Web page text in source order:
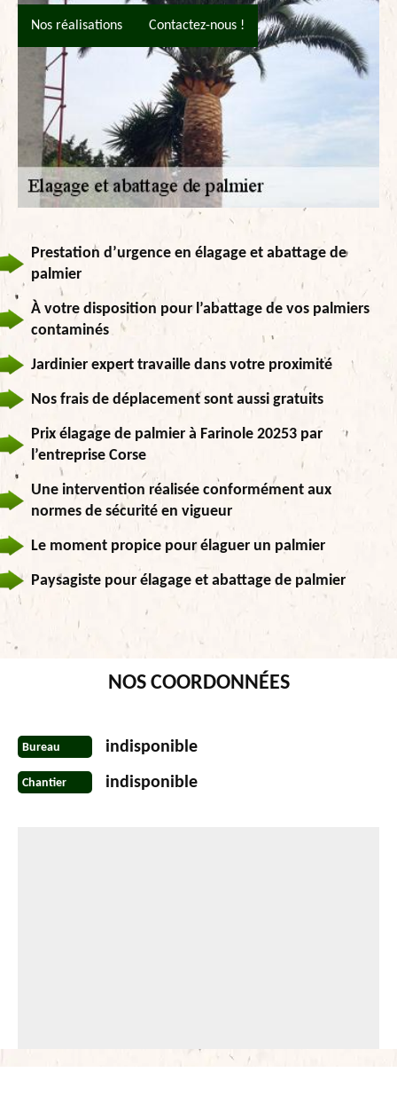
Nos réalisations Contactez-nous !
Prestation d’urgence en élagage et abattage de
palmier
À votre disposition pour l’abattage de vos palmiers
contaminés
Jardinier expert travaille dans votre proximité
Nos frais de déplacement sont aussi gratuits
Prix élagage de palmier à Farinole 20253 par
l’entreprise Corse
Une intervention réalisée conformément aux
normes de sécurité en vigueur
Le moment propice pour élaguer un palmier
Paysagiste pour élagage et abattage de palmier
NOS COORDONNÉES
Bureau indisponible
Chantier indisponible